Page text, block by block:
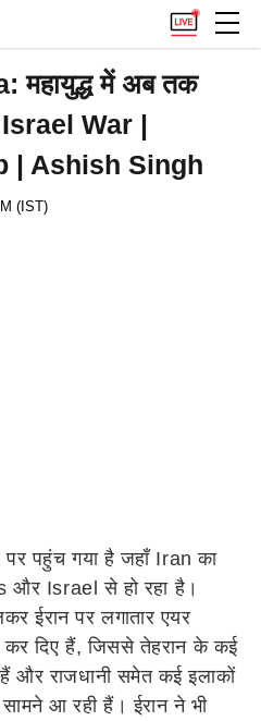
महायुद्ध में अब तक
Israel War |
| Ashish Singh
(IST)
पर पहुंच गया है जहाँ Iran का
और Israel से हो रहा है।
ईरान पर लगातार एयर
दिए हैं, जिससे तेहरान के कई
और राजधानी समेत कई इलाकों
आ रही हैं। ईरान ने भी